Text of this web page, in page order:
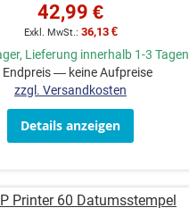
42,99 €
36,13 €
Lieferung innerhalb 1-3 Tagen
— keine Aufpreise
zzgl. Versandkosten
Details anzeigen
Printer 60 Datumsstempel